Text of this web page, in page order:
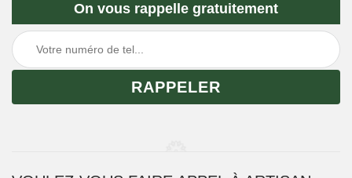
On vous rappelle gratuitement